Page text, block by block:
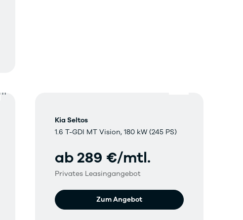
Kia Seltos
1.6 T-GDI MT Vision, 180 kW (245 PS)
ab 289 €/mtl.
Privates Leasingangebot
Zum Angebot